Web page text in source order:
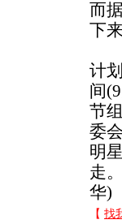
而
下来
布
计
间
节
委
明
走
华)